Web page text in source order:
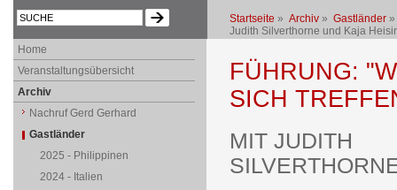
Startseite » Archiv» Gastländer
Judith Silverthorne und Kaja
FÜHRUNG:
SICH
MIT JUDITH
Home
Veranstaltungsübersicht
Archiv
Nachruf Gerd Gerhard
Gastländer
2025 - Philippinen
2024 - Italien